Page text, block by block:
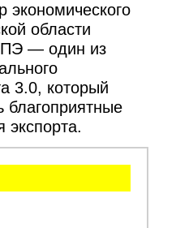
экономического
области
— один из
3.0, который
благоприятные
экспорта.